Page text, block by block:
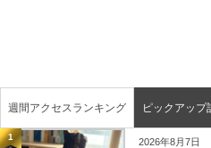
週間アクセスランキング ピックアップ
1 2026年8月7日